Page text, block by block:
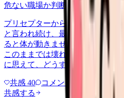
危ない職場か判断してほしい
プリセプターから毎日のように『
と言われ続け、最近は職場が近
ると体が動きません。食事も喉を
このままでは壊れてしまう気が
に思えて、どうすればいいのか分
共感 40 コメント
共感する